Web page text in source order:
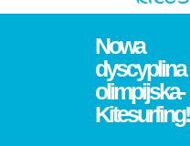
Nowa
dyscyplina
olimpijska-
Kitesurfing!